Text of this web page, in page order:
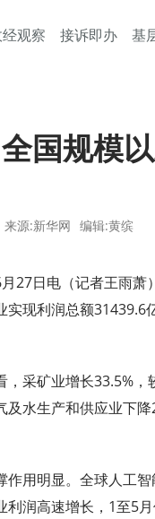
观察 接诉即办 基
国规模
来源:新华网 编辑:黄缤
日电（记者王雨萧
实现利润总额31439.6
矿业增长33.5%，
及水生产和供应业下
用明显。全球人工智
利润高速增长，1至5